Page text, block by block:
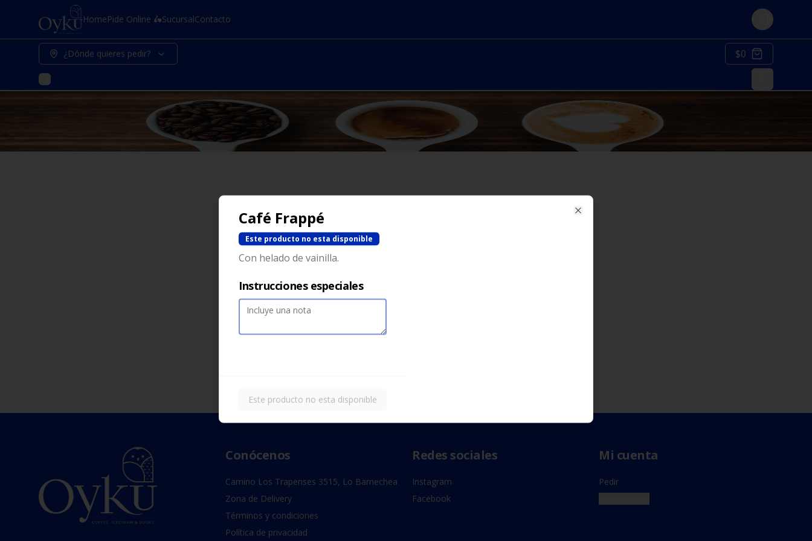
HomePide Online 🛵SucursalContacto Login
¿Dónde quieres pedir? $0
Conócenos
Camino Los Trapenses 3515, Lo Barnechea
Zona de Delivery
Términos y condiciones
Política de privacidad
Redes sociales
Instagram
Facebook
Mi cuenta
Pedir
Café Frappé
Este producto no esta disponible
Con helado de vainilla.
Instrucciones especiales
Este producto no esta disponible